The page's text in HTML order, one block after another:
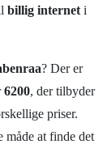
billig internet i
? Der er
6200, der tilbyder
priser.
måde at finde det